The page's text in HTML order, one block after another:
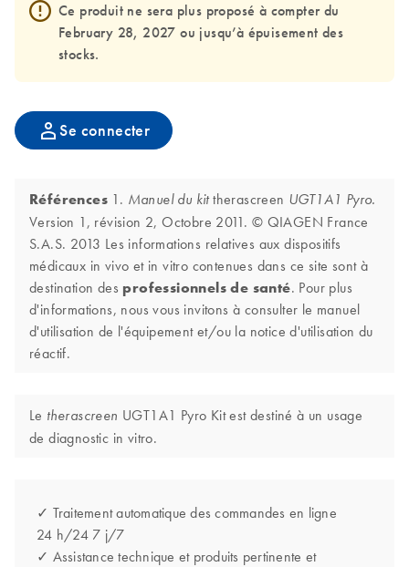
Ce produit ne sera plus proposé à compter du
February 28, 2027 ou jusqu’à épuisement des
stocks.
Se connecter
Références 1. Manuel du kittherascreen UGT1A1 Pyro.
Version 1, révision 2, Octobre 2011. © QIAGEN France
S.A.S. 2013 Les informations relatives aux dispositifs
médicaux in vivo et in vitro contenues dans ce site sont à
destination des professionnels de santé. Pour plus
d'informations, nous vous invitons à consulter le manuel
d'utilisation de l'équipement et/ou la notice d'utilisation du
réactif.
Le therascreen UGT1A1 Pyro Kit est destiné à un usage
de diagnostic in vitro.
✓ Traitement automatique des commandes en ligne
24 h/24 7 j/7
✓ Assistance technique et produits pertinente et